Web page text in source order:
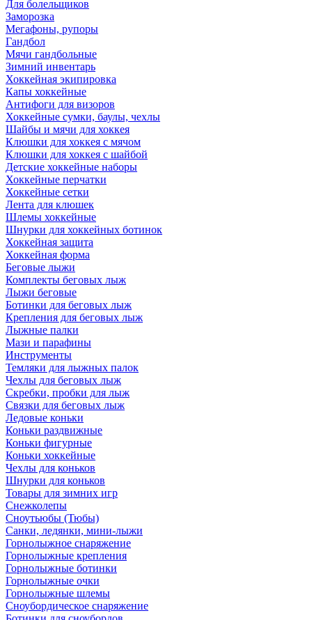
Для болельщиков
Заморозка
Мегафоны, рупоры
Гандбол
Мячи гандбольные
Зимний инвентарь
Хоккейная экипировка
Капы хоккейные
Антифоги для визоров
Хоккейные сумки, баулы, чехлы
Шайбы и мячи для хоккея
Клюшки для хоккея с мячом
Клюшки для хоккея с шайбой
Детские хоккейные наборы
Хоккейные перчатки
Хоккейные сетки
Лента для клюшек
Шлемы хоккейные
Шнурки для хоккейных ботинок
Хоккейная защита
Хоккейная форма
Беговые лыжи
Комплекты беговых лыж
Лыжи беговые
Ботинки для беговых лыж
Крепления для беговых лыж
Лыжные палки
Мази и парафины
Инструменты
Темляки для лыжных палок
Чехлы для беговых лыж
Скребки, пробки для лыж
Связки для беговых лыж
Ледовые коньки
Коньки раздвижные
Коньки фигурные
Коньки хоккейные
Чехлы для коньков
Шнурки для коньков
Товары для зимних игр
Снежколепы
Сноутьюбы (Тюбы)
Санки, ледянки, мини-лыжи
Горнолыжное снаряжение
Горнолыжные крепления
Горнолыжные ботинки
Горнолыжные очки
Горнолыжные шлемы
Сноубордическое снаряжение